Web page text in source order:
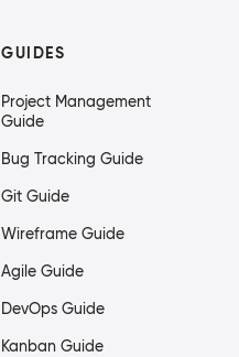
GUIDES
Project Management
Guide
Bug Tracking Guide
Git Guide
Wireframe Guide
Agile Guide
DevOps Guide
Kanban Guide